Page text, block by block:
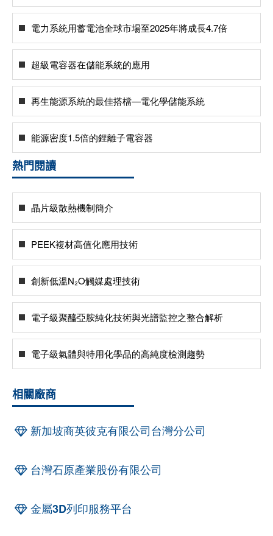
電力系統用蓄電池全球市場至2025年將成長4.7倍
超級電容器在儲能系統的應用
再生能源系統的最佳搭檔—電化學儲能系統
能源密度1.5倍的鋰離子電容器
熱門閱讀
晶片級散熱機制簡介
PEEK複材高值化應用技術
創新低溫N₂O觸媒處理技術
電子級聚醯亞胺純化技術與光譜監控之整合解析
電子級氣體與特用化學品的高純度檢測趨勢
相關廠商
新加坡商英彼克有限公司台灣分公司
台灣石原產業股份有限公司
金屬3D列印服務平台